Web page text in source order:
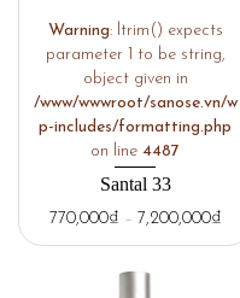
Warning: ltrim() expects
parameter 1 to be string,
object given in
/www/wwwroot/sanose.vn/w
p-includes/formatting.php
on line 4487
Santal 33
770,000₫ – 7,200,000₫